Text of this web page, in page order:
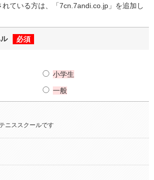
れている方は、「7cn.7andi.co.jp」を追加し
必須
小学生
一般
ニススクールです